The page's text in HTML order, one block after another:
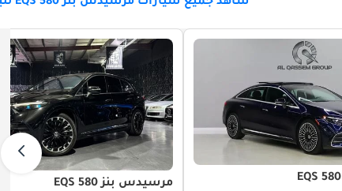
شاهد جميع سيارات مرسيدس بنز EQS 580 للبيع
مرسيدس بنز EQS 580